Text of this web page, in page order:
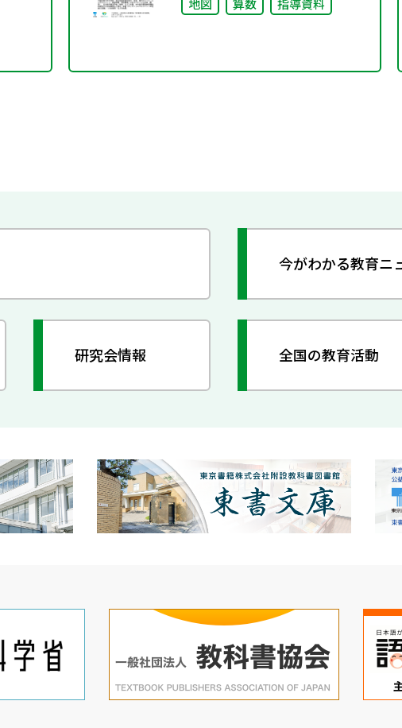
地図
算数 指導資料
今がわかる教育ニ
研究会情報 全国の教育活動